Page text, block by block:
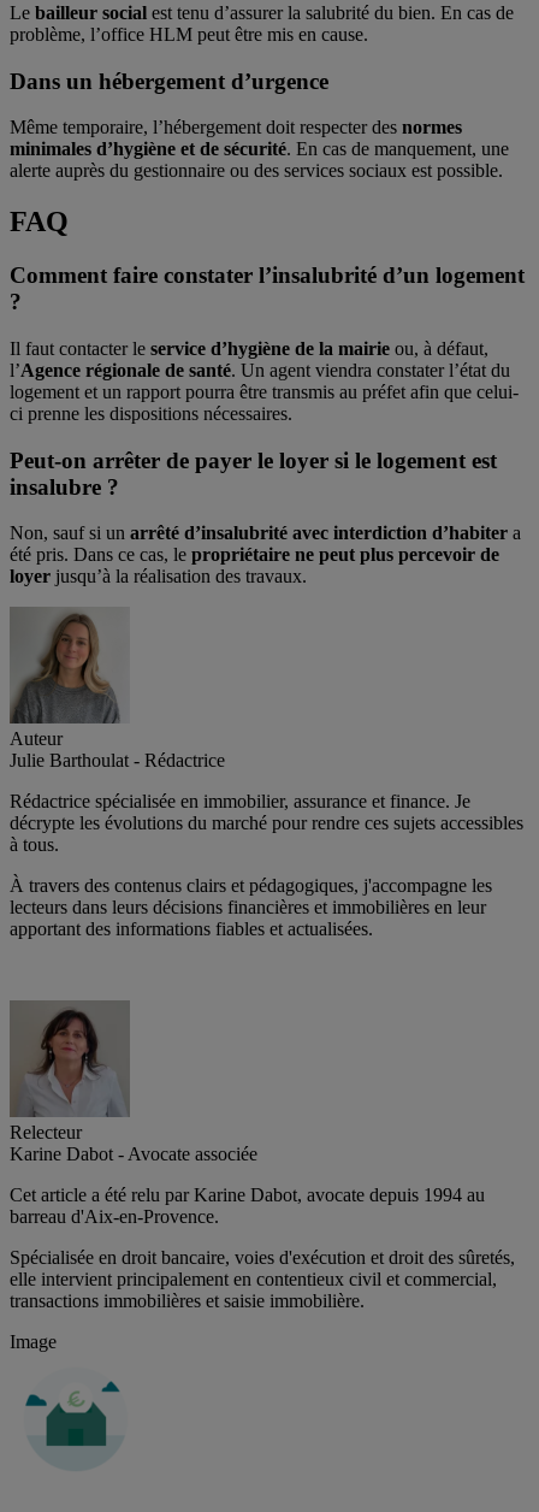
Le bailleur social est tenu d’assurer la salubrité du bien. En cas de
problème, l’office HLM peut être mis en cause.
Dans un hébergement d’urgence
Même temporaire, l’hébergement doit respecter des normes
minimales d’hygiène et de sécurité. En cas de manquement, une
alerte auprès du gestionnaire ou des services sociaux est possible.
FAQ
Comment faire constater l’insalubrité d’un logement
?
Il faut contacter le service d’hygiène de la mairie ou, à défaut,
l’Agence régionale de santé. Un agent viendra constater l’état du
logement et un rapport pourra être transmis au préfet afin que celui-
ci prenne les dispositions nécessaires.
Peut-on arrêter de payer le loyer si le logement est
insalubre ?
Non, sauf si un arrêté d’insalubrité avec interdiction d’habiter a
été pris. Dans ce cas, le propriétaire ne peut plus percevoir de
loyer jusqu’à la réalisation des travaux.
Auteur
Julie Barthoulat - Rédactrice
Rédactrice spécialisée en immobilier, assurance et finance. Je
décrypte les évolutions du marché pour rendre ces sujets accessibles
à tous.
À travers des contenus clairs et pédagogiques, j'accompagne les
lecteurs dans leurs décisions financières et immobilières en leur
apportant des informations fiables et actualisées.
Relecteur
Karine Dabot - Avocate associée
Cet article a été relu par Karine Dabot, avocate depuis 1994 au
barreau d'Aix-en-Provence.
Spécialisée en droit bancaire, voies d'exécution et droit des sûretés,
elle intervient principalement en contentieux civil et commercial,
transactions immobilières et saisie immobilière.
Image